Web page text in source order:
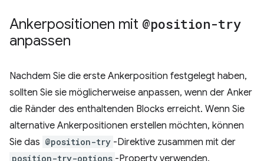
Ankerpositionen mit @position-try
anpassen
Nachdem Sie die erste Ankerposition festgelegt haben,
sollten Sie sie möglicherweise anpassen, wenn der Anker
die Ränder des enthaltenden Blocks erreicht. Wenn Sie
alternative Ankerpositionen erstellen möchten, können
Sie das @position-try -Direktive zusammen mit der
position-try-options -Property verwenden.